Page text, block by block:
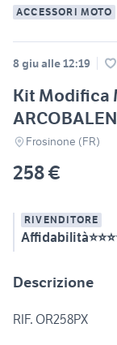
ACCESSORI MOTO
8 giu alle 12:19
Kit Modifica
Frosinone (FR)
258 €
RIVENDITORE
Descrizione
RIF. OR258PX